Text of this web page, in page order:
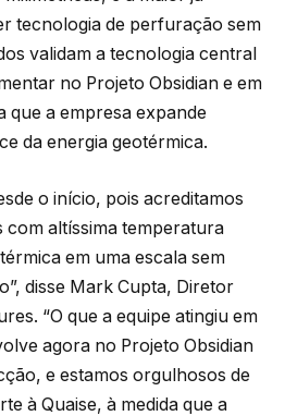
tecnologia de perfuração sem
validam a tecnologia central
no Projeto Obsidian e em
que a empresa expande
da energia geotérmica.
o início, pois acreditamos
com altíssima temperatura
em uma escala sem
disse Mark Cupta, Diretor
“O que a equipe atingiu em
agora no Projeto Obsidian
e estamos orgulhosos de
à Quaise, à medida que a